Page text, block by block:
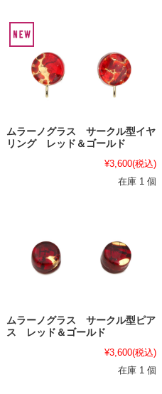
ムラーノグラス サークル型イヤ
リング レッド＆ゴールド
¥3,600(税込)
在庫 1 個
ムラーノグラス サークル型ピア
ス レッド＆ゴールド
¥3,600(税込)
在庫 1 個